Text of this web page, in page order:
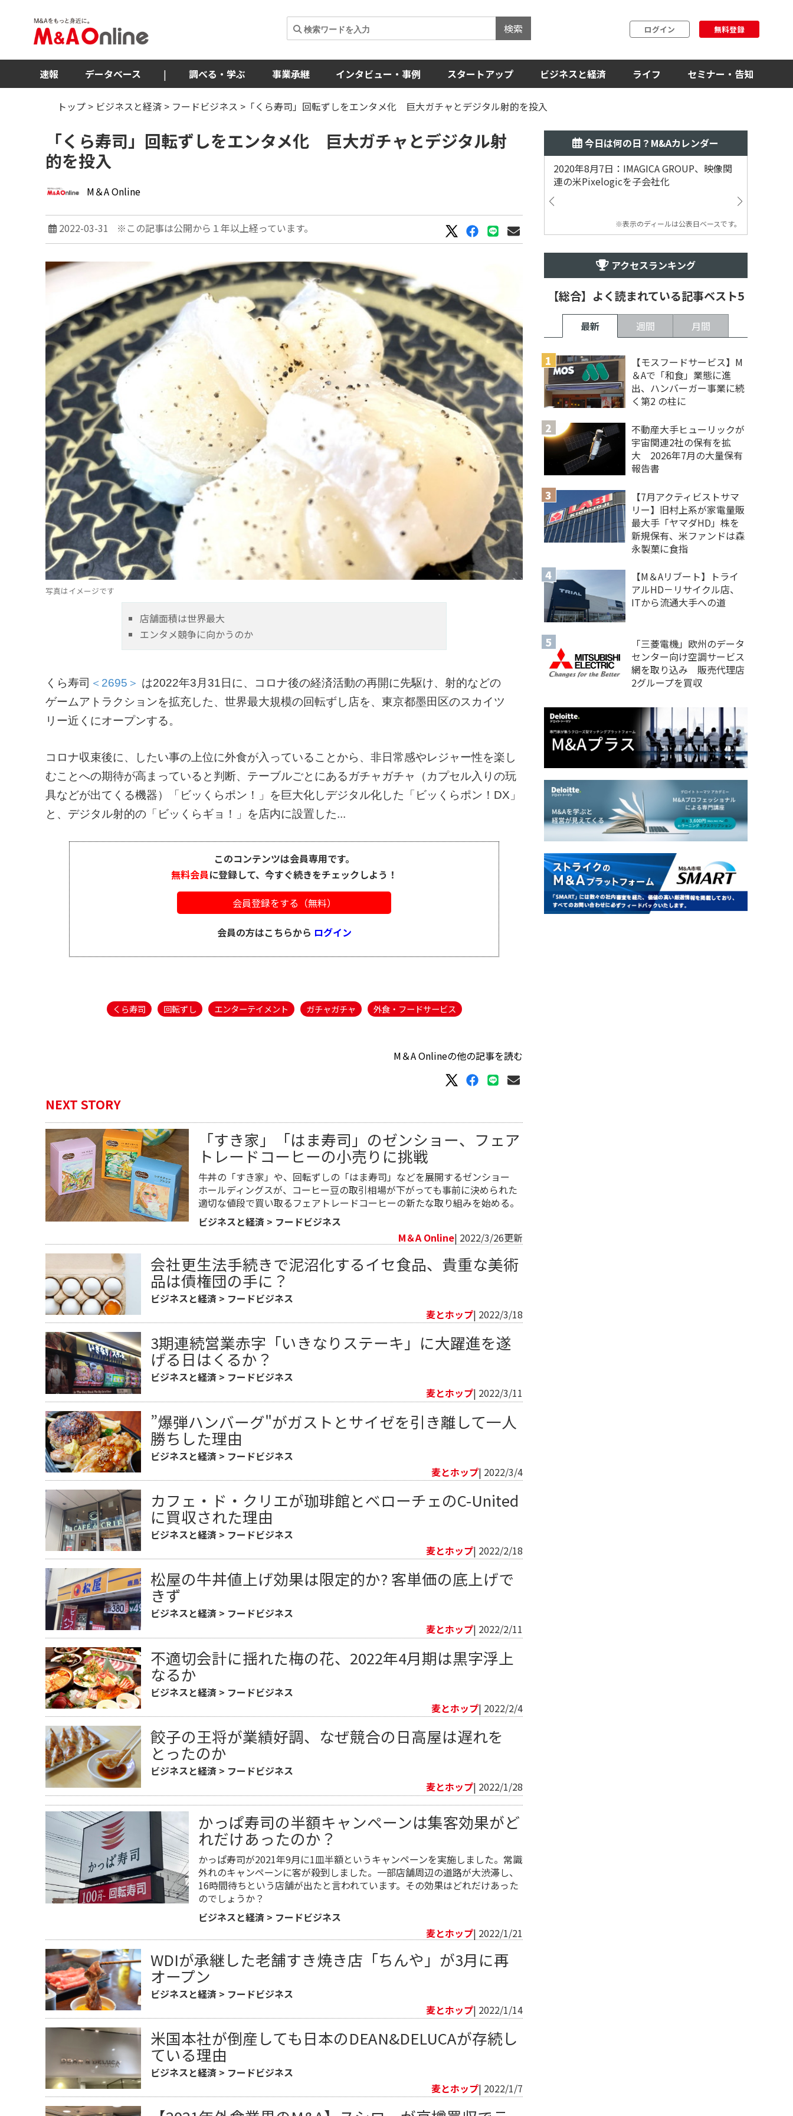
検索 ログイン 無料登録
速報 データベース | 調べる・学ぶ 事業承継 インタビュー・事例 スタートアップ ビジネスと経済 ライフ セミナー・告知
トップ > ビジネスと経済 > フードビジネス >「くら寿司」回転ずしをエンタメ化 巨大ガチャとデジタル射的を投入
「くら寿司」回転ずしをエンタメ化 巨大ガチャとデジタル射
的を投入
M＆A Online
2022-03-31 ※この記事は公開から１年以上経っています。
写真はイメージです
店舗面積は世界最大
エンタメ競争に向かうのか
くら寿司 ＜2695＞ は2022年3月31日に、コロナ後の経済活動の再開に先駆け、射的などの
ゲームアトラクションを拡充した、世界最大規模の回転ずし店を、東京都墨田区のスカイツ
リー近くにオープンする。
コロナ収束後に、したい事の上位に外食が入っていることから、非日常感やレジャー性を楽し
むことへの期待が高まっていると判断、テーブルごとにあるガチャガチャ（カプセル入りの玩
具などが出てくる機器）「ビッくらポン！」を巨大化しデジタル化した「ビッくらポン！DX」
と、デジタル射的の「ビッくらギョ！」を店内に設置した...
このコンテンツは会員専用です。
無料会員に登録して、今すぐ続きをチェックしよう！
会員登録をする（無料）
会員の方はこちらから ログイン
くら寿司 回転ずし エンターテイメント ガチャガチャ 外食・フードサービス
M＆A Onlineの他の記事を読む
NEXT STORY
「すき家」「はま寿司」のゼンショー、フェア
トレードコーヒーの小売りに挑戦
牛丼の「すき家」や、回転ずしの「はま寿司」などを展開するゼンショー
ホールディングスが、コーヒー豆の取引相場が下がっても事前に決められた
適切な値段で買い取るフェアトレードコーヒーの新たな取り組みを始める。
ビジネスと経済> フードビジネス
M＆A Online| 2022/3/26更新
会社更生法手続きで泥沼化するイセ食品、貴重な美術
品は債権団の手に？
ビジネスと経済 > フードビジネス
麦とホップ| 2022/3/18
3期連続営業赤字「いきなりステーキ」に大躍進を遂
げる日はくるか？
ビジネスと経済 > フードビジネス
麦とホップ| 2022/3/11
”爆弾ハンバーグ"がガストとサイゼを引き離して一人
勝ちした理由
ビジネスと経済 > フードビジネス
麦とホップ| 2022/3/4
カフェ・ド・クリエが珈琲館とベローチェのC-United
に買収された理由
ビジネスと経済 > フードビジネス
麦とホップ| 2022/2/18
松屋の牛丼値上げ効果は限定的か? 客単価の底上げで
きず
ビジネスと経済 > フードビジネス
麦とホップ| 2022/2/11
不適切会計に揺れた梅の花、2022年4月期は黒字浮上
なるか
ビジネスと経済 > フードビジネス
麦とホップ| 2022/2/4
餃子の王将が業績好調、なぜ競合の日高屋は遅れを
とったのか
ビジネスと経済 > フードビジネス
麦とホップ| 2022/1/28
かっぱ寿司の半額キャンペーンは集客効果がど
れだけあったのか？
かっぱ寿司が2021年9月に1皿半額というキャンペーンを実施しました。常識
外れのキャンペーンに客が殺到しました。一部店舗周辺の道路が大渋滞し、
16時間待ちという店舗が出たと言われています。その効果はどれだけあった
のでしょうか？
ビジネスと経済> フードビジネス
麦とホップ| 2022/1/21
WDIが承継した老舗すき焼き店「ちんや」が3月に再
オープン
ビジネスと経済 > フードビジネス
麦とホップ| 2022/1/14
米国本社が倒産しても日本のDEAN&DELUCAが存続し
ている理由
ビジネスと経済 > フードビジネス
麦とホップ| 2022/1/7
今日は何の日？M&Aカレンダー
2020年8月7日：IMAGICA GROUP、映像関
連の米Pixelogicを子会社化
※表示のディールは公表日ベースです。
アクセスランキング
【総合】よく読まれている記事ベスト5
最新 週間 月間
【モスフードサービス】M
＆Aで「和食」業態に進
出、ハンバーガー事業に続
く第2 の柱に
不動産大手ヒューリックが
宇宙関連2社の保有を拡
大 2026年7月の大量保有
報告書
【7月アクティビストサマ
リー】旧村上系が家電量販
最大手「ヤマダHD」株を
新規保有、米ファンドは森
永製菓に食指
【M＆Aリブート】トライ
アルHD－リサイクル店、
ITから流通大手への道
「三菱電機」欧州のデータ
センター向け空調サービス
網を取り込み 販売代理店
2グループを買収